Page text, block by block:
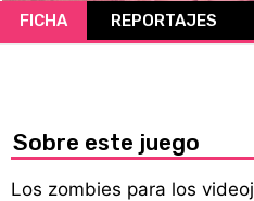
FICHA REPORTAJES
Sobre este juego
Los zombies para los